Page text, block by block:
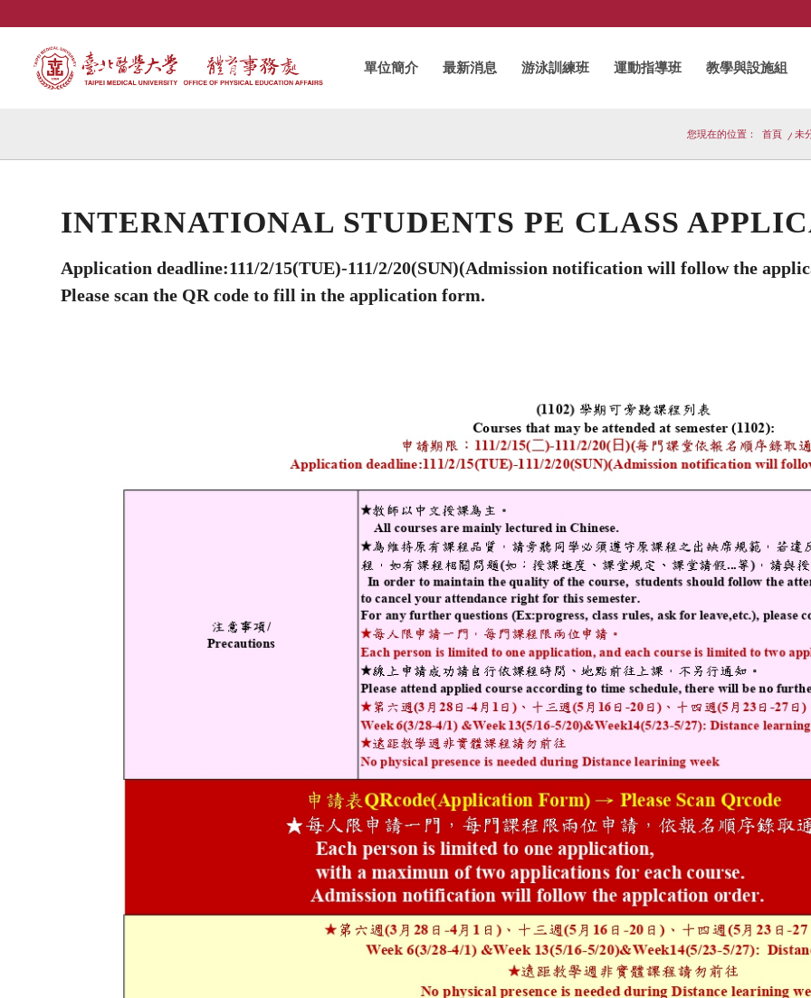
單位簡介 最新消息 游泳訓練班 運動指導班 教學與設施組
您現在的位置： 首頁 / 未
INTERNATIONAL STUDENTS PE CLASS
Application deadline:111/2/15(TUE)-111/2/20(SUN)(Admission notification will follow the
Please scan the QR code to fill in the application form.